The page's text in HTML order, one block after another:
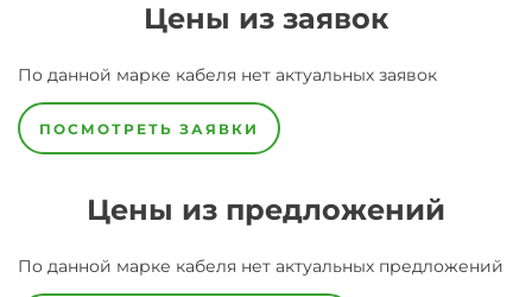
Цены из заявок
По данной марке кабеля нет актуальных заявок
ПОСМОТРЕТЬ ЗАЯВКИ
Цены из предложений
По данной марке кабеля нет актуальных предложений